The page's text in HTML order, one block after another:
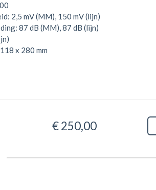
2,5 mV (MM), 150 mV (lijn)
87 dB (MM), 87 dB (lijn)
x 280 mm
€ 250,00